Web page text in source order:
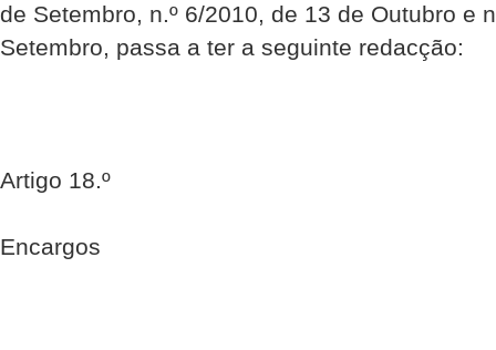
de Setembro, n.º 6/2010, de 13 de Outubro e
Setembro, passa a ter a seguinte redacção:
Artigo 18.º
Encargos